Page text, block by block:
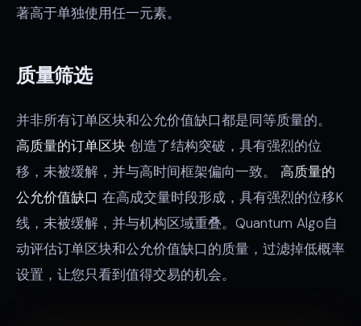
著高于单独使用任一元素。
质量筛选
并非所有订单区块和公允价值缺口都是同等质量的。
高质量的订单区块 创造了结构突破，具有强烈的位
移，未被缓解，并与高时间框架偏向一致。 高质量的
公允价值缺口 在高成交量时段形成，具有强烈的位移K
线，未被缓解，并与机构区域重叠。Quantum Algo自
动评估订单区块和公允价值缺口的质量，过滤掉低概率
设置，让您只看到值得交易的机会。